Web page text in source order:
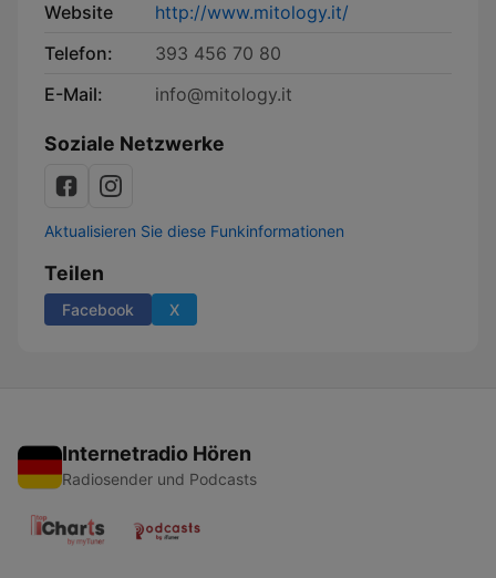
Website
http://www.mitology.it/
Telefon:
393 456 70 80
E-Mail:
info@mitology.it
Soziale Netzwerke
Aktualisieren Sie diese Funkinformationen
Teilen
Facebook X
Internetradio Hören
Radiosender und Podcasts